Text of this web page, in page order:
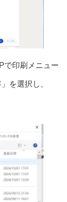
で印刷メニュー
を選択し、